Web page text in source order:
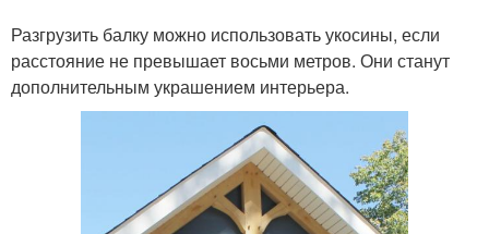
Разгрузить балку можно использовать укосины, если
расстояние не превышает восьми метров. Они станут
дополнительным украшением интерьера.